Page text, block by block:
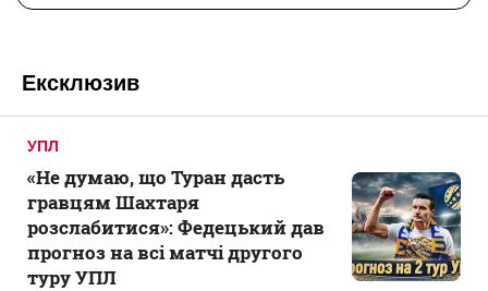
Ексклюзив
УПЛ
«Не думаю, що Туран дасть
гравцям Шахтаря
розслабитися»: Федецький дав
прогноз на всі матчі другого
туру УПЛ